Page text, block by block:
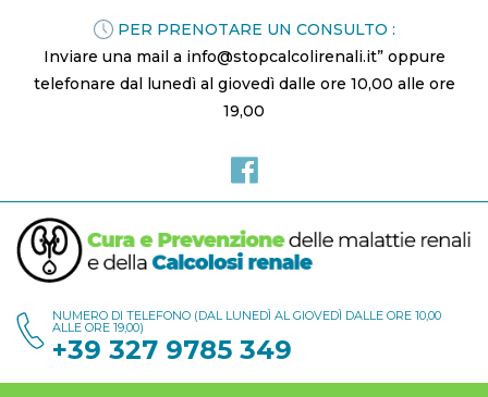
PER PRENOTARE UN CONSULTO :
Inviare una mail a info@stopcalcolirenali.it” oppure
telefonare dal lunedì al giovedì dalle ore 10,00 alle ore
19,00
NUMERO DI TELEFONO (DAL LUNEDÌ AL GIOVEDÌ DALLE ORE 10,00
ALLE ORE 19,00)
+39 327 9785 349